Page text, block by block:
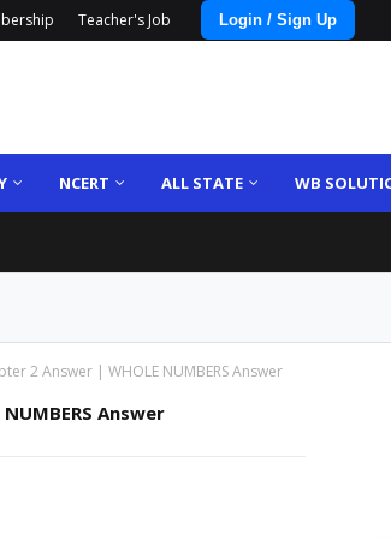
Teacher's Job Login / Sign Up
NCERT ALL STATE WB
2 Answer | WHOLE NUMBERS Answer
Answer